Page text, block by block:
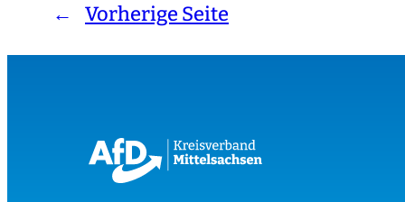
← Vorherige Seite